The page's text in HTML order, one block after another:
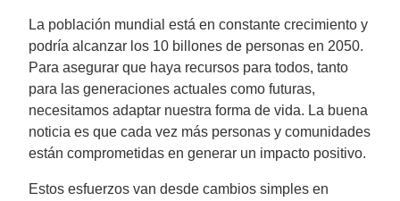
La población mundial está en constante crecimiento y
podría alcanzar los 10 billones de personas en 2050.
Para asegurar que haya recursos para todos, tanto
para las generaciones actuales como futuras,
necesitamos adaptar nuestra forma de vida. La buena
noticia es que cada vez más personas y comunidades
están comprometidas en generar un impacto positivo.
Estos esfuerzos van desde cambios simples en